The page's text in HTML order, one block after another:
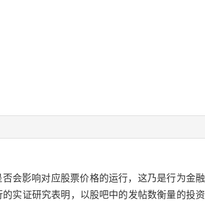
会影响对应股票价格的运行，这乃是行为金融
实证研究表明，以股吧中的发帖数衡量的投资